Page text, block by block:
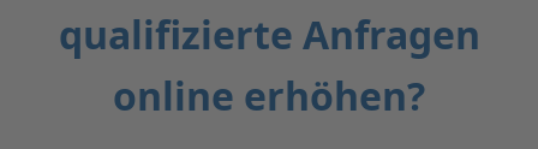
qualifizierte Anfragen
online erhöhen?